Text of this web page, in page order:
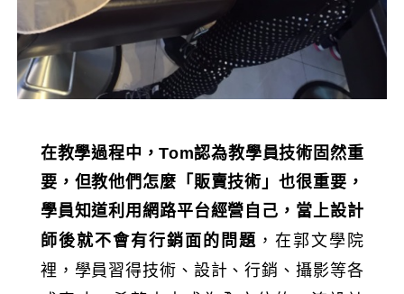
在教學過程中，Tom認為教學員技術固然重
要，但教他們怎麼「販賣技術」也很重要，
學員知道利用網路平台經營自己，當上設計
師後就不會有行銷面的問題 ，在郭文學院
裡，學員習得技術、設計、行銷、攝影等各